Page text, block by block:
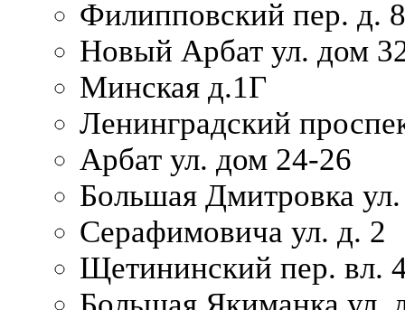
Филипповский пер. д. 8
Новый Арбат ул. дом
Минская д.1Г
Ленинградский
Арбат ул. дом 24-26
Большая Дмитровка
Серафимовича ул. д. 2
Щетининский пер. вл.